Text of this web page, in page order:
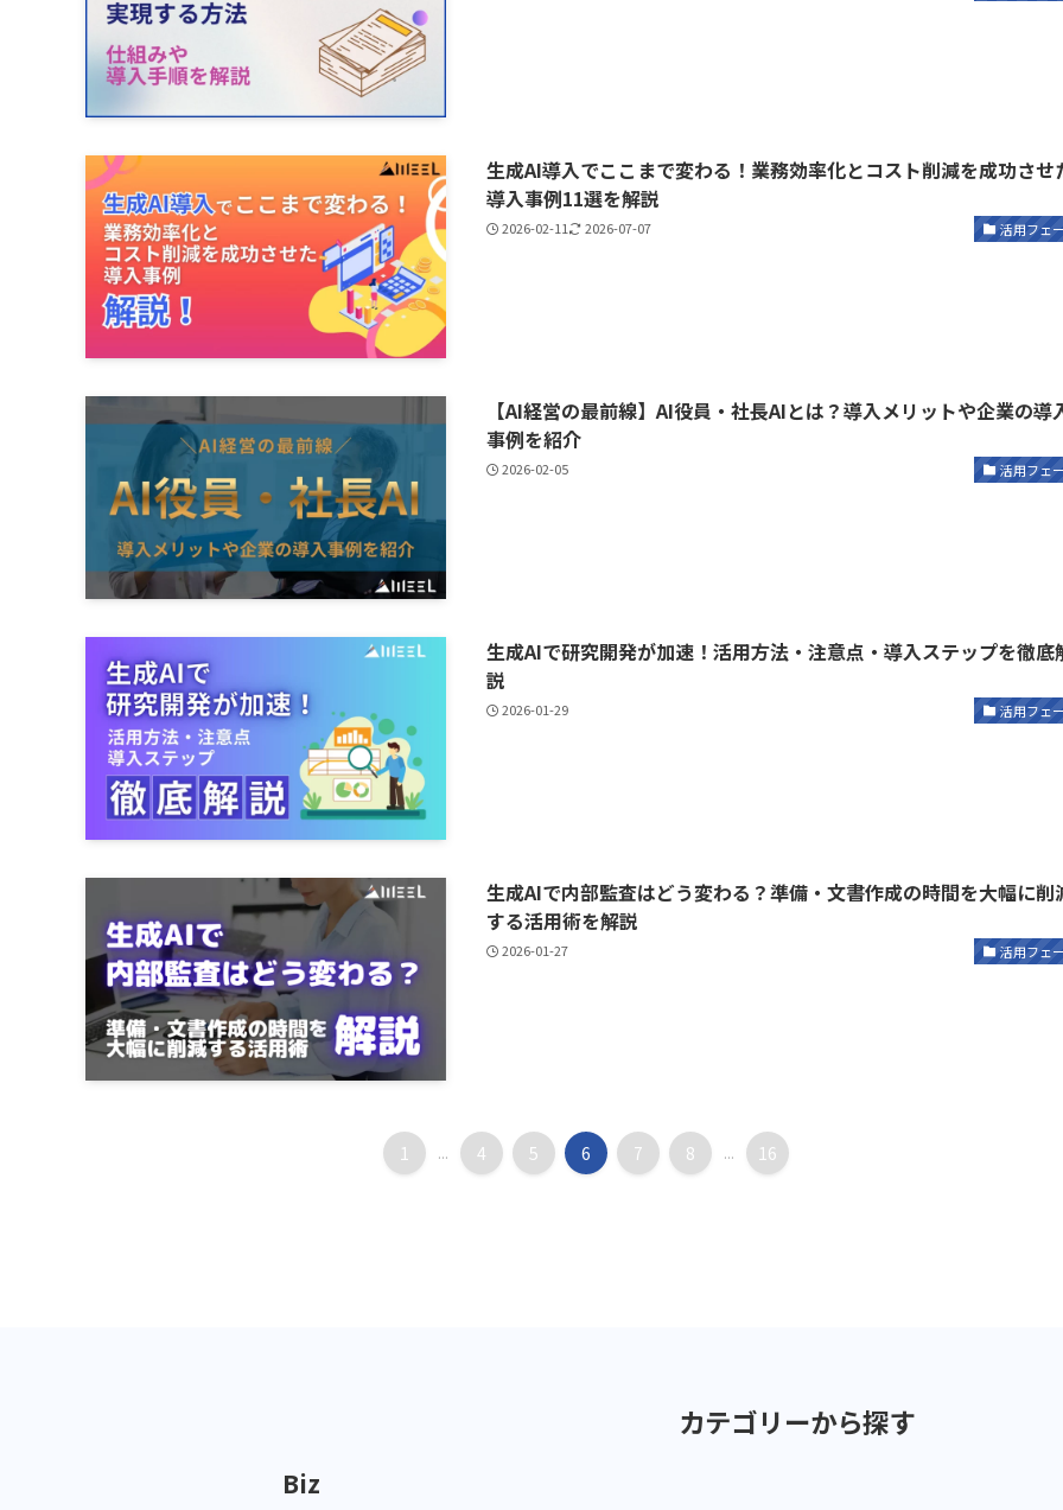
生成AI導入でここまで変わる！業務効率化とコスト削減を成功させ
導入事例11選を解説
2026-02-11 2026-07-07 活用フェ
【AI経営の最前線】AI役員・社長AIとは？導入メリットや企業の導
事例を紹介
2026-02-05 活用フェ
生成AIで研究開発が加速！活用方法・注意点・導入ステップを徹底
説
2026-01-29 活用フェ
生成AIで内部監査はどう変わる？準備・文書作成の時間を大幅に削
する活用術を解説
2026-01-27 活用フェ
1 ... 4 5 6 7 8 ... 16
カテゴリーから探す
Biz